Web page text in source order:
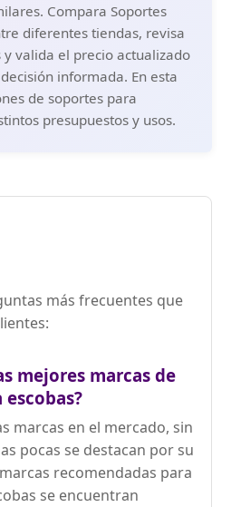
Compara Soportes
diferentes tiendas, revisa
y valida el precio actualizado
informada. En esta
de soportes para
presupuestos y usos.
más frecuentes que
mejores marcas de
marcas en el mercado, sin
pocas se destacan por su
recomendadas para
se encuentran